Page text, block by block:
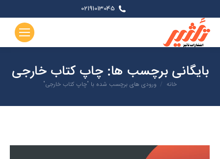
02191013045
بایگانی برچسب ها:چاپ کتاب خارجی
شما اینجا هستید:
خانه ورودی های برچسب شده با "چاپ کتاب خارجی"